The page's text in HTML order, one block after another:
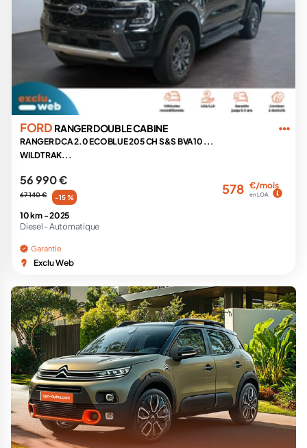
FORD RANGER DOUBLE CABINE
RANGER DCA 2.0 ECOBLUE 205 CH S&S BVA10 ...
WILDTRAK...
56 990 €
67 140 € -15 %
578 €/mois
en LOA
10 km -2025
Diesel - Automatique
Garantie
Exclu Web